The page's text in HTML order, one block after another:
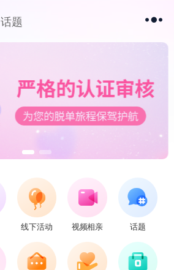
话题
线下活动 视频相亲 话题